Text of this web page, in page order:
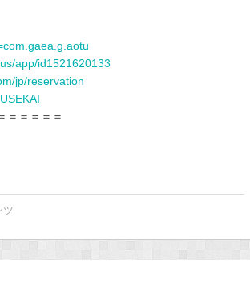
app/id1521620133
jp/reservation
＝＝＝＝＝
ツ